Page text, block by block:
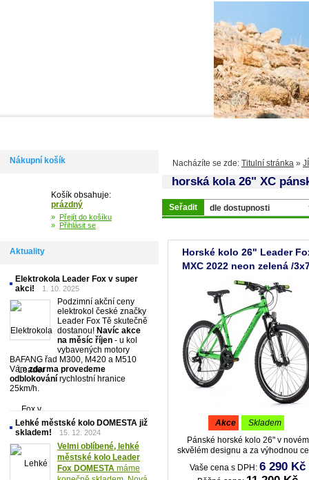
Nacházíte se zde: Titulní stránka »
horská kola 26" XC
Seřadit
Horské kolo 26" Leader
MXC 2022 neon zelená /
vel.20"- AKCE!
akce
skladem
Pánské horské kolo 26" v novém
skvělém designu a za výhodnou
Vhodné zjm. na nedělní vyjížďky
přírody i denní cesty do
Vaše cena s DPH: 6 290 Kč
Nákupní košík
Košík obsahuje:
prázdný
» Přejít do košíku
» Přihlásit se
Aktuality
Elektrokola Leader Fox v super
akci!
1. 10. 2025
Podzimní akční ceny
elektrokol české značky
Leader Fox Tě skutečně
dostanou! Navíc akce
na měsíc říjen - u kol
vybavených motory
BAFANG řad M300, M420 a M510
Vámzdarma provedeme
odblokování rychlostní hranice
25km/h.
Lehké městské kolo DOMESTA již
skladem!
15. 12. 2024
Velmi oblíbené, lehké
městské kolo Leader
Fox DOMESTA máme